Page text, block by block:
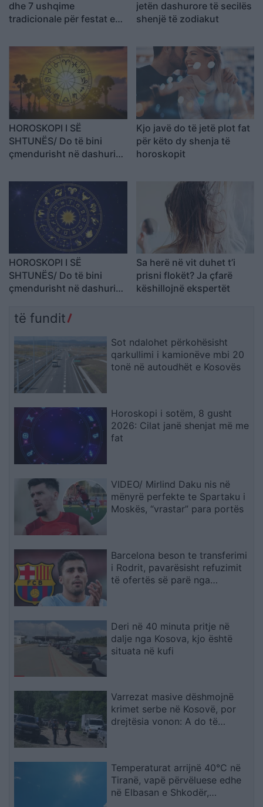
dhe 7 ushqime
tradicionale për festat e
jetën dashurore të secilës
shenjë të zodiakut
HOROSKOPI I SË
SHTUNËS/ Do të bini
çmendurisht në dashuri
simpatizuar kurrë
Kjo javë do të jetë plot fat
për këto dy shenja të
horoskopit
HOROSKOPI I SË
SHTUNËS/ Do të bini
çmendurisht në dashuri
simpatizuar kurrë
Sa herë në vit duhet t’i
prisni flokët? Ja çfarë
këshillojnë ekspertët
të fundit
Sot ndalohet përkohësisht
qarkullimi i kamionëve mbi 20
tonë në autoudhët e Kosovës
Horoskopi i sotëm, 8 gusht
2026: Cilat janë shenjat më me
fat
VIDEO/ Mirlind Daku nis në
mënyrë perfekte te Spartaku i
Moskës, “vrastar” para portës
Barcelona beson te transferimi
i Rodrit, pavarësisht refuzimit
të ofertës së parë nga
Deri në 40 minuta pritje në
dalje nga Kosova, kjo është
situata në kufi
Varrezat masive dëshmojnë
krimet serbe në Kosovë, por
drejtësia vonon: A do të
Temperaturat arrijnë 40°C në
Tiranë, vapë përvëluese edhe
në Elbasan e Shkodër,